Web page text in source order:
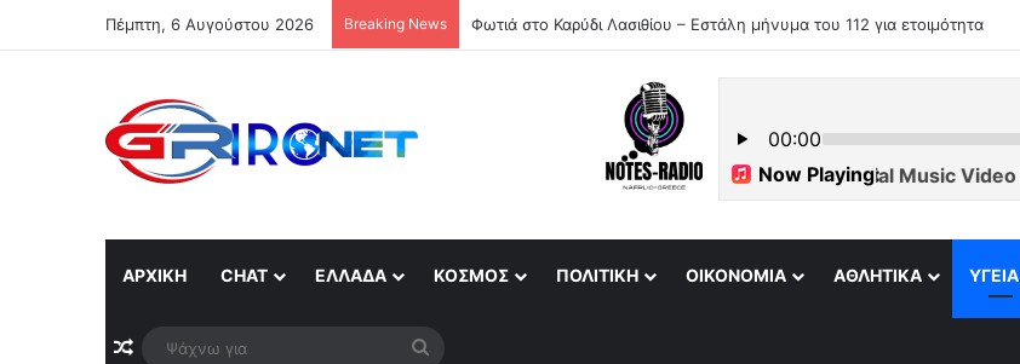
Πέμπτη, 6 Αυγούστου 2026 Breaking News Φωτιά στο Καρύδι Λασιθίου – Εστάλη μήνυμα του 112 για ετοιμότητα
ΑΡΧΙΚΉ CHAT ΕΛΛΆΔΑ ΚΌΣΜΟΣ ΠΟΛΙΤΙΚΉ ΟΙΚΟΝΟΜΊΑ ΑΘΛΗΤΙΚΆ ΥΓΕΊΑ
Τυχαίο άρθρο